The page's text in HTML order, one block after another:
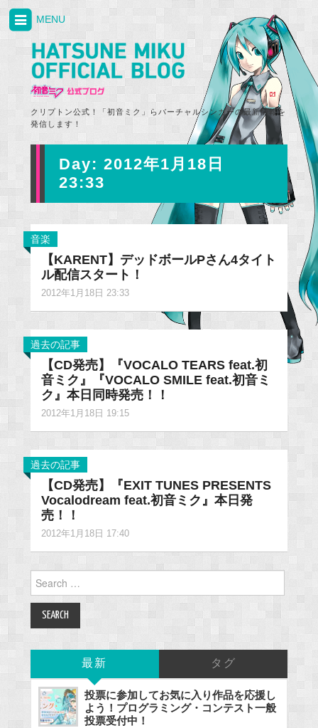
クリプトン公式！「初音ミク」らバーチャルシンガーの最新情報を
発信します！
MENU
Day: 2012年1月18日
23:33
音楽
【KARENT】デッドボールPさん4タイト
ル配信スタート！
2012年1月18日 23:33
過去の記事
【CD発売】『VOCALO TEARS feat.初
音ミク』『VOCALO SMILE feat.初音ミ
ク』本日同時発売！！
2012年1月18日 19:15
過去の記事
【CD発売】『EXIT TUNES PRESENTS
Vocalodream feat.初音ミク』本日発
売！！
2012年1月18日 17:40
Search
for:
最新 タグ
投票に参加してお気に入り作品を応援し
よう！プログラミング・コンテスト一般
投票受付中！